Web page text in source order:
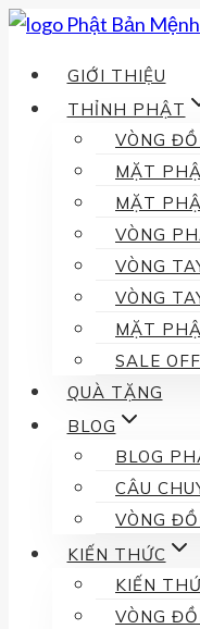
Skip
contentGIỚI THIỆU
THỈNH PHẬT
VÒNG
MẶT
MẶT
VÒNG
VÒNG
VÒNG
MẶT
SALE
QUÀ TẶNG
BLOG
BLOG
CÂU
VÒNG
KIẾN THỨC
KIẾN
VÒNG